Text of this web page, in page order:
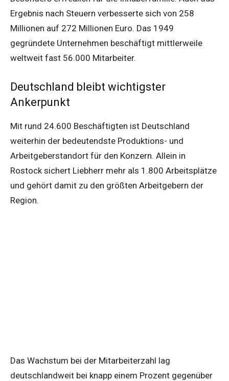
Ergebnis nach Steuern verbesserte sich von 258
Millionen auf 272 Millionen Euro. Das 1949
gegründete Unternehmen beschäftigt mittlerweile
weltweit fast 56.000 Mitarbeiter.
Deutschland bleibt wichtigster
Ankerpunkt
Mit rund 24.600 Beschäftigten ist Deutschland
weiterhin der bedeutendste Produktions- und
Arbeitgeberstandort für den Konzern. Allein in
Rostock sichert Liebherr mehr als 1.800 Arbeitsplätze
und gehört damit zu den größten Arbeitgebern der
Region.
Das Wachstum bei der Mitarbeiterzahl lag
deutschlandweit bei knapp einem Prozent gegenüber